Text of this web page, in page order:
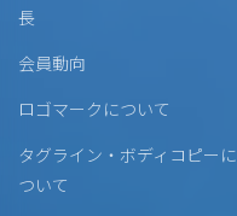
長
会員動向
ロゴマークについて
タグライン・ボディコピーに
ついて